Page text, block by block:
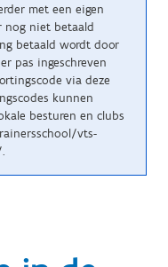
met een eigen
nog niet betaald
betaald wordt door
pas ingeschreven
via deze
kunnen
besturen en clubs
vts-